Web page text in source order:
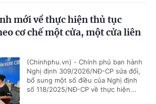
mới về thực hiện thủ tục
cơ chế một cửa, một cửa liên
(Chinhphu.vn) - Chính phủ ban hành
Nghị định 309/2026/NĐ-CP sửa đổi,
bổ sung một số điều của Nghị định
số 118/2025/NĐ-CP về thực hiện...